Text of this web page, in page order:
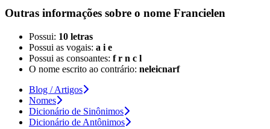
Outras informações sobre o nome Francielen
Possui: 10 letras
Possui as vogais: a i e
Possui as consoantes: f r n c l
O nome escrito ao contrário: neleicnarf
Blog / Artigos
Nomes
Dicionário de Sinônimos
Dicionário de Antônimos